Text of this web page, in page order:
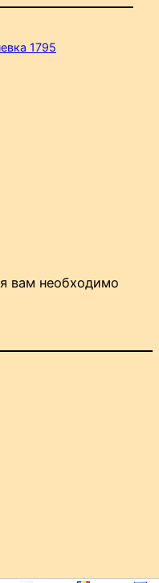
1795
вам необходимо